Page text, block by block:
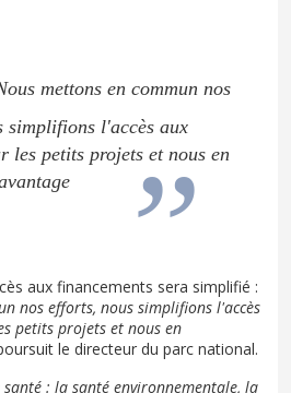
mettons en commun nos
simplifions l'accès aux
les petits projets et nous en
aux financements sera simplifié :
nos efforts, nous simplifions l'accès
petits projets et nous en
le directeur du parc national.
santé : la santé environnementale, la